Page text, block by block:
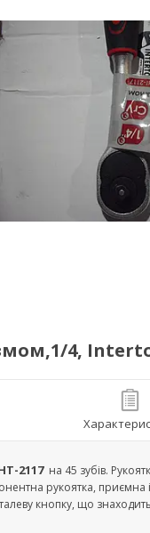
4,
2117 на 45 зубів.
рукоятка, приємна
кнопку, що